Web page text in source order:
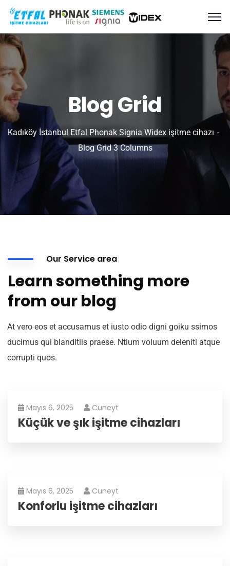
Blog Grid
Kadıköy İstanbul Etfal Phonak Signia Widex işitme cihazı
Blog Grid 3 Columns
Our Service area
Learn something more
from our blog
At vero eos et accusamus et iusto odio digni goiku ssimos
ducimus qui blanditiis praese. Ntium voluum deleniti atque
corrupti quos.
Mayıs 6, 2025 Cuneyt
Küçük ve şık işitme cihazları
Mayıs 6, 2025 Cuneyt
Konforlu işitme cihazları